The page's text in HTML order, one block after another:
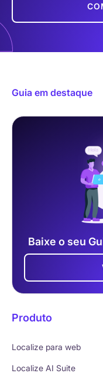
Guia em destaque
Baixe o seu
Produto
Localize para web
Localize AI Suite